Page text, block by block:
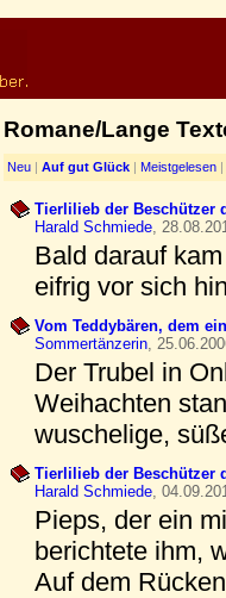
Romane/Lange
Neu | Auf gut Glück | Meistgelesen |
Tierlilieb der Beschützer
Harald Schmiede,
Bald darauf
eifrig vor sich
Vom Teddybären, dem
Sommertänzerin,
Der Trubel in
Weihachten
wuschelige,
Tierlilieb der Beschützer
Harald Schmiede,
Pieps, der ein
berichtete ihm,
Auf dem